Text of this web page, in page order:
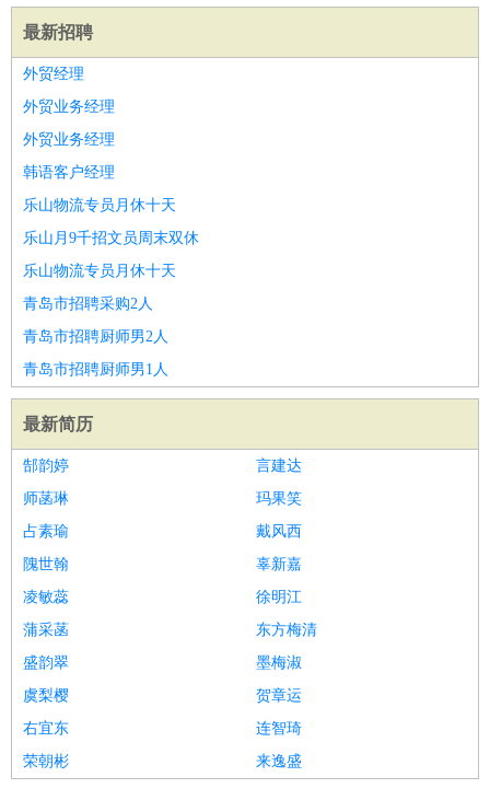
最新招聘
外贸经理
外贸业务经理
外贸业务经理
韩语客户经理
乐山物流专员月休十天
乐山月9千招文员周末双休
乐山物流专员月休十天
青岛市招聘采购2人
青岛市招聘厨师男2人
青岛市招聘厨师男1人
最新简历
郜韵婷
言建达
师菡琳
玛果笑
占素瑜
戴风西
隗世翰
辜新嘉
凌敏蕊
徐明江
蒲采菡
东方梅清
盛韵翠
墨梅淑
虞梨樱
贺章运
右宜东
连智琦
荣朝彬
来逸盛